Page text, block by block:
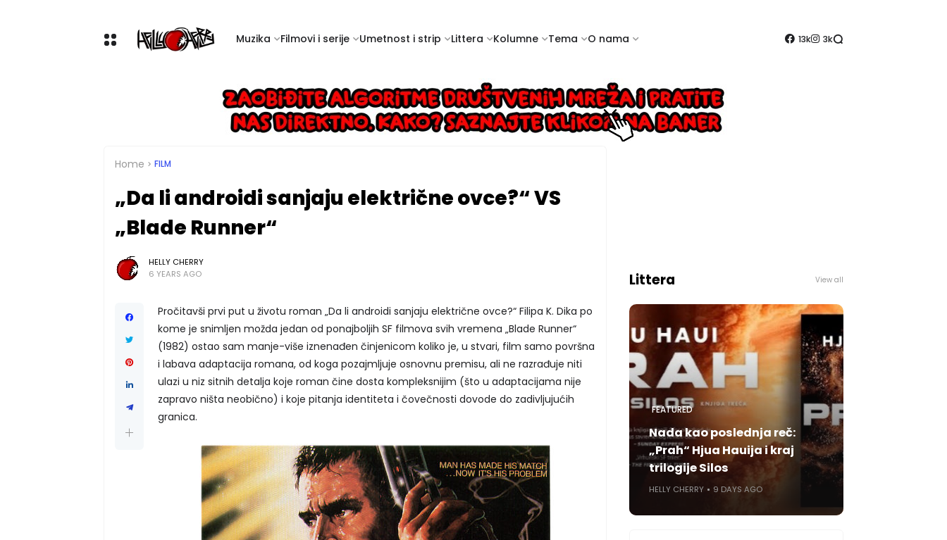
Muzika Filmovi i serije Umetnost i strip Littera Kolumne Tema O nama 13k 3k
Home FILM
„Da li androidi sanjaju električne ovce?“ VS
„Blade Runner“
HELLY CHERRY
6 YEARS AGO
Pročitavši prvi put u životu roman „Da li androidi sanjaju električne ovce?“ Filipa K. Dika po
kome je snimljen možda jedan od ponajboljih SF filmova svih vremena „Blade Runner“
(1982) ostao sam manje-više iznenađen činjenicom koliko je, u stvari, film samo površna
i labava adaptacija romana, od koga pozajmljuje osnovnu premisu, ali ne razrađuje niti
ulazi u niz sitnih detalja koje roman čine dosta kompleksnijim (što u adaptacijama nije
zapravo ništa neobično) i koje pitanja identiteta i čovečnosti dovode do zadivljujućih
granica.
Littera View all
FEATURED
Nada kao poslednja reč:
„Prah“ Hjua Hauija i kraj
trilogije Silos
HELLY CHERRY 9 DAYS AGO